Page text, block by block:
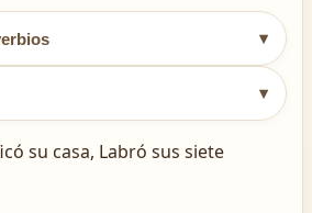
▾
▾
su casa, Labró sus siete